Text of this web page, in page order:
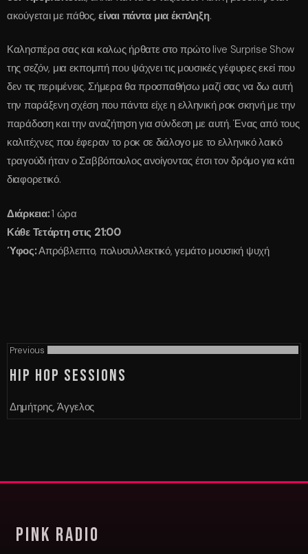
ακούγεται με πάθος,είναι πάντα μια έκπληξη.
Καλησπέρα σας και καλως ήρθατε στο πρώτο live Surprise Show
της σεζόν, μια εκπομπή που ψάχνει τις μουσικές γέφυρες εκεί που
δεν τις περιμένεις. Σήμερα θα προσπαθήσω μαζί σας να δω αυτή
την παράξενη σχέση που πάντα είχε η ελληνική ροκ σκηνή με την
παράδοση και την αναζήτηση για σύνδεση με αυτή. Ένας από τους
καλιτέχνες που έφεραν το ροκ σε διάλογο με το ελληνικό λαικό
τραγούδι ήταν ο Σαββόπουλος ανοίγοντας έτσι τον δρόμο για κάτι
διαφορετικό.
Διάρκεια:1 ώρα
Κάθε Τετάρτη στις 21:00
Ύφος:Απρόβλεπτο, πολυσυλλεκτικό, γεμάτο μουσική ψυχή
Previous
HIP HOP SESSIONS
Δημήτρης, Άγγελος
Pink Radio